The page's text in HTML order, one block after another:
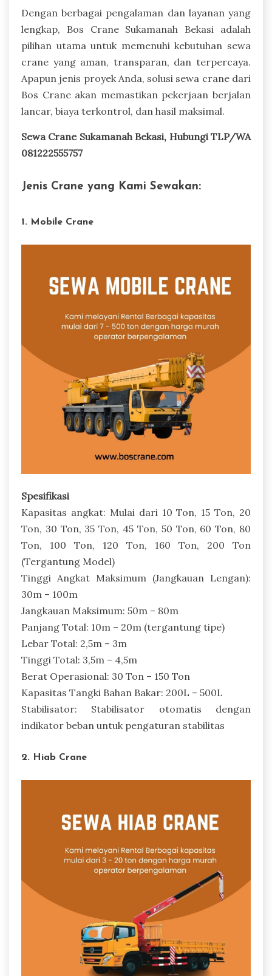
Dengan berbagai pengalaman dan layanan yang
lengkap, Bos Crane Sukamanah Bekasi adalah
pilihan utama untuk memenuhi kebutuhan sewa
crane yang aman, transparan, dan terpercaya.
Apapun jenis proyek Anda, solusi sewa crane dari
Bos Crane akan memastikan pekerjaan berjalan
lancar, biaya terkontrol, dan hasil maksimal.
Sewa Crane Sukamanah Bekasi, Hubungi TLP/WA
081222555757
Jenis Crane yang Kami Sewakan:
1. Mobile Crane
Spesifikasi
Kapasitas angkat: Mulai dari 10 Ton, 15 Ton, 20
Ton, 30 Ton, 35 Ton, 45 Ton, 50 Ton, 60 Ton, 80
Ton, 100 Ton, 120 Ton, 160 Ton, 200 Ton
(Tergantung Model)
Tinggi Angkat Maksimum (Jangkauan Lengan):
30m – 100m
Jangkauan Maksimum: 50m – 80m
Panjang Total: 10m – 20m (tergantung tipe)
Lebar Total: 2,5m – 3m
Tinggi Total: 3,5m – 4,5m
Berat Operasional: 30 Ton – 150 Ton
Kapasitas Tangki Bahan Bakar: 200L – 500L
Stabilisator: Stabilisator otomatis dengan
indikator beban untuk pengaturan stabilitas
2. Hiab Crane